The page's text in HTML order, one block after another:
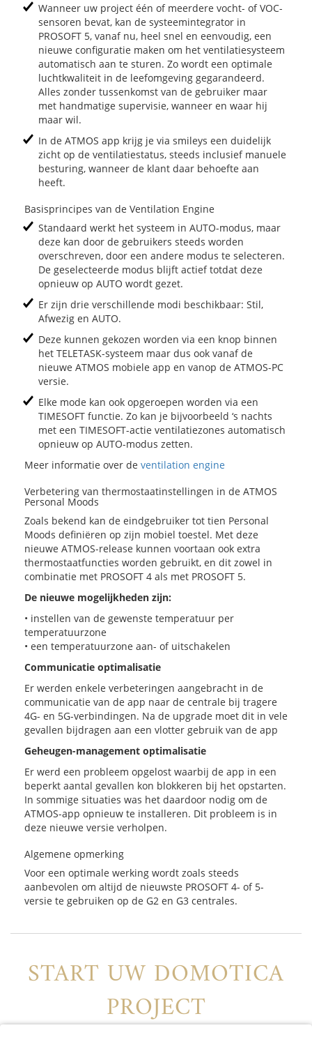
Wanneer uw project één of meerdere vocht- of VOC-
sensoren bevat, kan de systeemintegrator in
PROSOFT 5, vanaf nu, heel snel en eenvoudig, een
nieuwe configuratie maken om het ventilatiesysteem
automatisch aan te sturen. Zo wordt een optimale
luchtkwaliteit in de leefomgeving gegarandeerd.
Alles zonder tussenkomst van de gebruiker maar
met handmatige supervisie, wanneer en waar hij
maar wil.
In de ATMOS app krijg je via smileys een duidelijk
zicht op de ventilatiestatus, steeds inclusief manuele
besturing, wanneer de klant daar behoefte aan
heeft.
Basisprincipes van de Ventilation Engine
Standaard werkt het systeem in AUTO-modus, maar
deze kan door de gebruikers steeds worden
overschreven, door een andere modus te selecteren.
De geselecteerde modus blijft actief totdat deze
opnieuw op AUTO wordt gezet.
​Er zijn drie verschillende modi beschikbaar: Stil,
Afwezig en AUTO.
Deze kunnen gekozen worden via een knop binnen
het TELETASK-systeem maar dus ook vanaf de
nieuwe ATMOS mobiele app en vanop de ATMOS-PC
versie.
Elke mode kan ook opgeroepen worden via een
TIMESOFT functie. Zo kan je bijvoorbeeld ‘s nachts
met een TIMESOFT-actie ventilatiezones automatisch
opnieuw op AUTO-modus zetten.
Meer informatie over de ventilation engine
Verbetering van thermostaatinstellingen in de ATMOS
Personal Moods
Zoals bekend kan de eindgebruiker tot tien Personal
Moods definiëren op zijn mobiel toestel. Met deze
nieuwe ATMOS-release kunnen voortaan ook extra
thermostaatfuncties worden gebruikt, en dit zowel in
combinatie met PROSOFT 4 als met PROSOFT 5.
De nieuwe mogelijkheden zijn:
• instellen van de gewenste temperatuur per
temperatuurzone
• een temperatuurzone aan- of uitschakelen
Communicatie optimalisatie
Er werden enkele verbeteringen aangebracht in de
communicatie van de app naar de centrale bij tragere
4G- en 5G-verbindingen. Na de upgrade moet dit in vele
gevallen bijdragen aan een vlotter gebruik van de app
Geheugen-management optimalisatie
Er werd een probleem opgelost waarbij de app in een
beperkt aantal gevallen kon blokkeren bij het opstarten.
In sommige situaties was het daardoor nodig om de
ATMOS-app opnieuw te installeren. Dit probleem is in
deze nieuwe versie verholpen.
Algemene opmerking
Voor een optimale werking wordt zoals steeds
aanbevolen om altijd de nieuwste PROSOFT 4- of 5-
versie te gebruiken op de G2 en G3 centrales.
START UW DOMOTICA
PROJECT